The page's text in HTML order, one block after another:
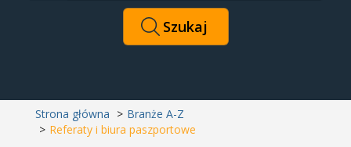
Strona główna
Branże A-Z
Referaty i biura paszportowe